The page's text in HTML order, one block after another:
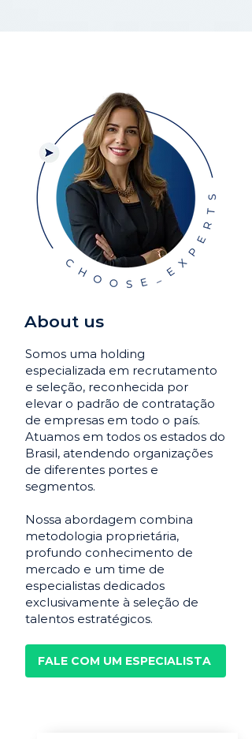
About us
Somos uma holding
especializada em recrutamento
e seleção, reconhecida por
elevar o padrão de contratação
de empresas em todo o país.
Atuamos em todos os estados do
Brasil, atendendo organizações
de diferentes portes e
segmentos.
Nossa abordagem combina
metodologia proprietária,
profundo conhecimento de
mercado e um time de
especialistas dedicados
exclusivamente à seleção de
talentos estratégicos.
FALE COM UM ESPECIALISTA